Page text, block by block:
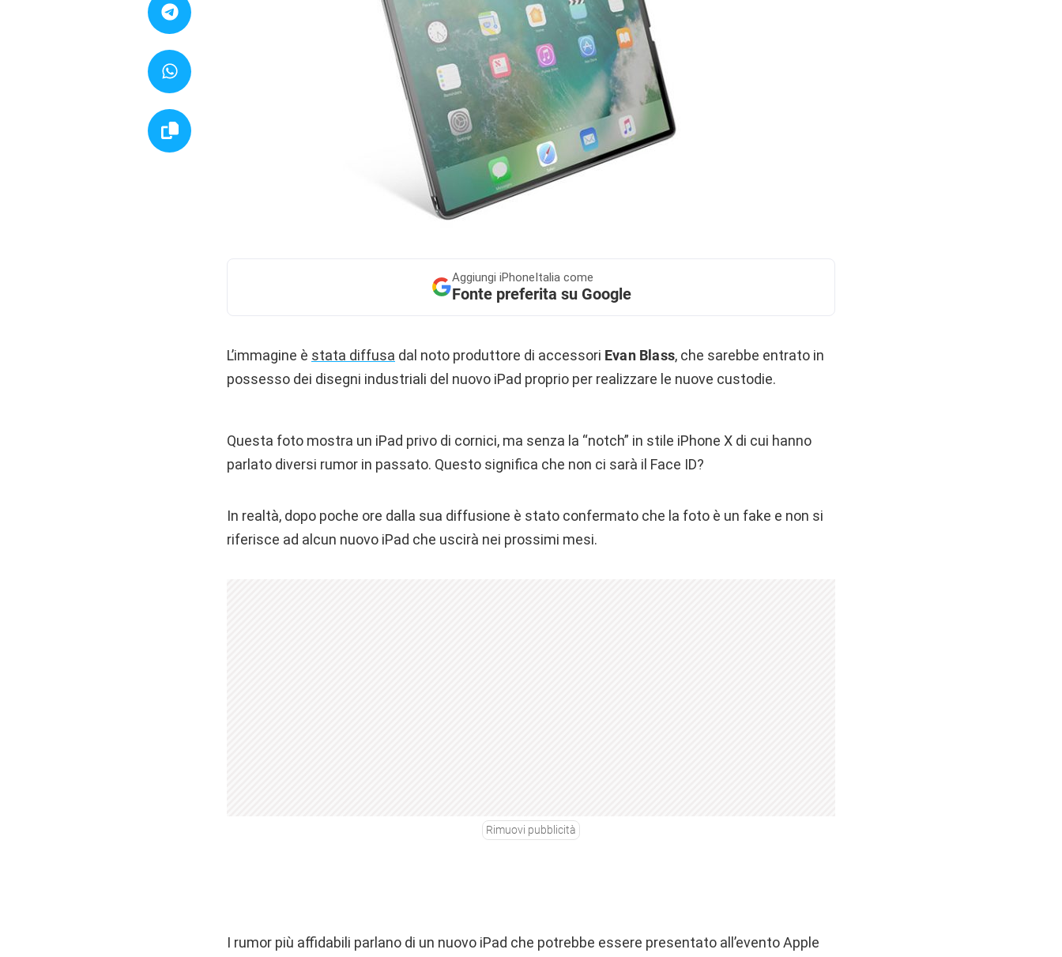
Aggiungi iPhoneItalia come
Fonte preferita su Google
L’immagine è stata diffusa dal noto produttore di accessori Evan Blass, che sarebbe entrato in
possesso dei disegni industriali del nuovo iPad proprio per realizzare le nuove custodie.
Questa foto mostra un iPad privo di cornici, ma senza la “notch” in stile iPhone X di cui hanno
parlato diversi rumor in passato. Questo significa che non ci sarà il Face ID?
In realtà, dopo poche ore dalla sua diffusione è stato confermato che la foto è un fake e non si
riferisce ad alcun nuovo iPad che uscirà nei prossimi mesi.
Rimuovi pubblicità
I rumor più affidabili parlano di un nuovo iPad che potrebbe essere presentato all’evento Apple